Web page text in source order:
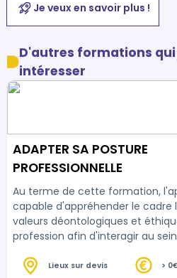
Je veux en savoir plus !
D'autres formations
intéresser
ADAPTER SA POSTURE
PROFESSIONNELLE
Au terme de cette formation,
capable d'appréhender le cadre
valeurs déontologiques et
profession afin d'interagir au
Lieux sur devis >